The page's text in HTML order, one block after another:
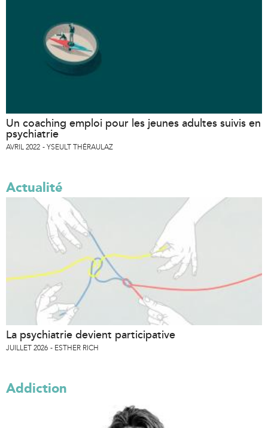
Un coaching emploi pour les jeunes adultes suivis en
psychiatrie
AVRIL 2022 YSEULT THÉRAULAZ
Actualité
La psychiatrie devient participative
JUILLET 2026 ESTHER RICH
Addiction